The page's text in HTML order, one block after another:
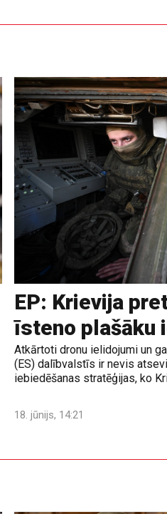
EP: Krievija
īsteno plašāku
Atkārtoti dronu ielidojumi un
(ES) dalībvalstīs ir nevis
iebiedēšanas stratēģijas, ko
18. jūnijs, 14:21